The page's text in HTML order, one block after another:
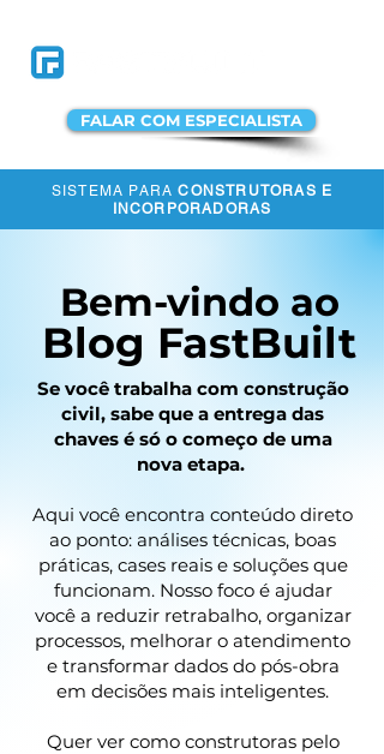
FALAR COM ESPECIALISTA
ACESSAR A
SISTEMA PARACONSTRUTORAS E
INCORPORADORAS
Bem-vindo ao
Blog FastBuilt
Se você trabalha com construção
civil, sabe que a entrega das
chaves é só o começo de uma
nova etapa.
Aqui você encontra conteúdo direto
ao ponto: análises técnicas, boas
práticas, cases reais e soluções que
funcionam. Nosso foco é ajudar
você a reduzir retrabalho, organizar
processos, melhorar o atendimento
e transformar dados do pós-obra
em decisões mais inteligentes.
Quer ver como construtoras pelo